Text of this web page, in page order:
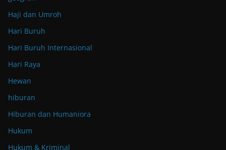
Haji dan Umroh
Hari Buruh
Hari Buruh Internasional
Hari Raya
Hewan
hiburan
Hiburan dan Humaniora
Hukum
Hukum & Kriminal